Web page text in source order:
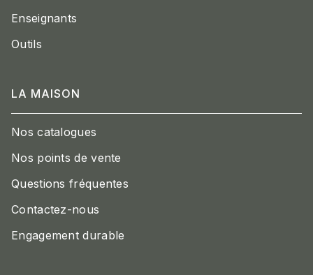
Enseignants
Outils
LA MAISON
Nos catalogues
Nos points de vente
Questions fréquentes
Contactez-nous
Engagement durable